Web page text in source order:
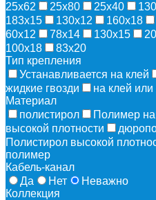
25х62
25х80 25х40
183х15
130х12 160х18
60х12
78х14 130х15
100х18
83х20
Тип крепления
Устанавливается на клей
жидкие гвозди
на клей или
Материал
полистирол
Полимер на
высокой плотности
Полистирол высокой
полимер
Кабель-канал
Да
Нет
Неважно
Коллекция